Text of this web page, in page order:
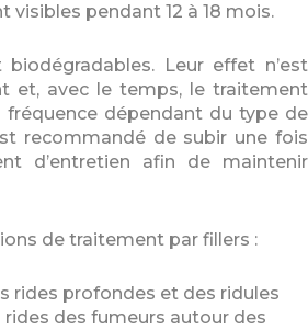
visibles pendant 12 à 18 mois.
Leur effet n’est
et, avec le temps, le traitement
fréquence dépendant du type de
recommandé de subir une fois
d’entretien afin de maintenir
de traitement par fillers :
rides profondes et des ridules
rides des fumeurs autour des